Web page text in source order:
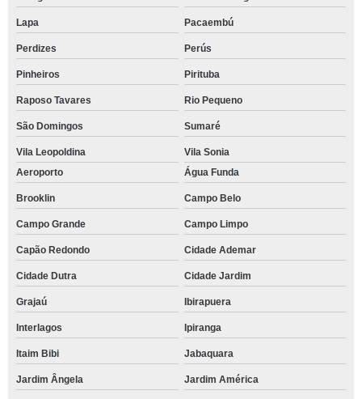
Lapa Pacaembú
Perdizes Perús
Pinheiros Pirituba
Raposo Tavares Rio Pequeno
São Domingos Sumaré
Vila Leopoldina
Vila Sonia
Aeroporto
Água Funda
Brooklin Campo Belo
Campo Grande Campo Limpo
Capão Redondo Cidade Ademar
Cidade Dutra Cidade Jardim
Grajaú Ibirapuera
Interlagos Ipiranga
Itaim Bibi Jabaquara
Jardim Ângela Jardim América